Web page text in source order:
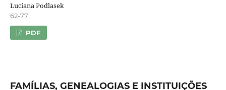
Luciana Podlasek
62-77
PDF
FAMÍLIAS, GENEALOGIAS E INSTITUIÇÕES